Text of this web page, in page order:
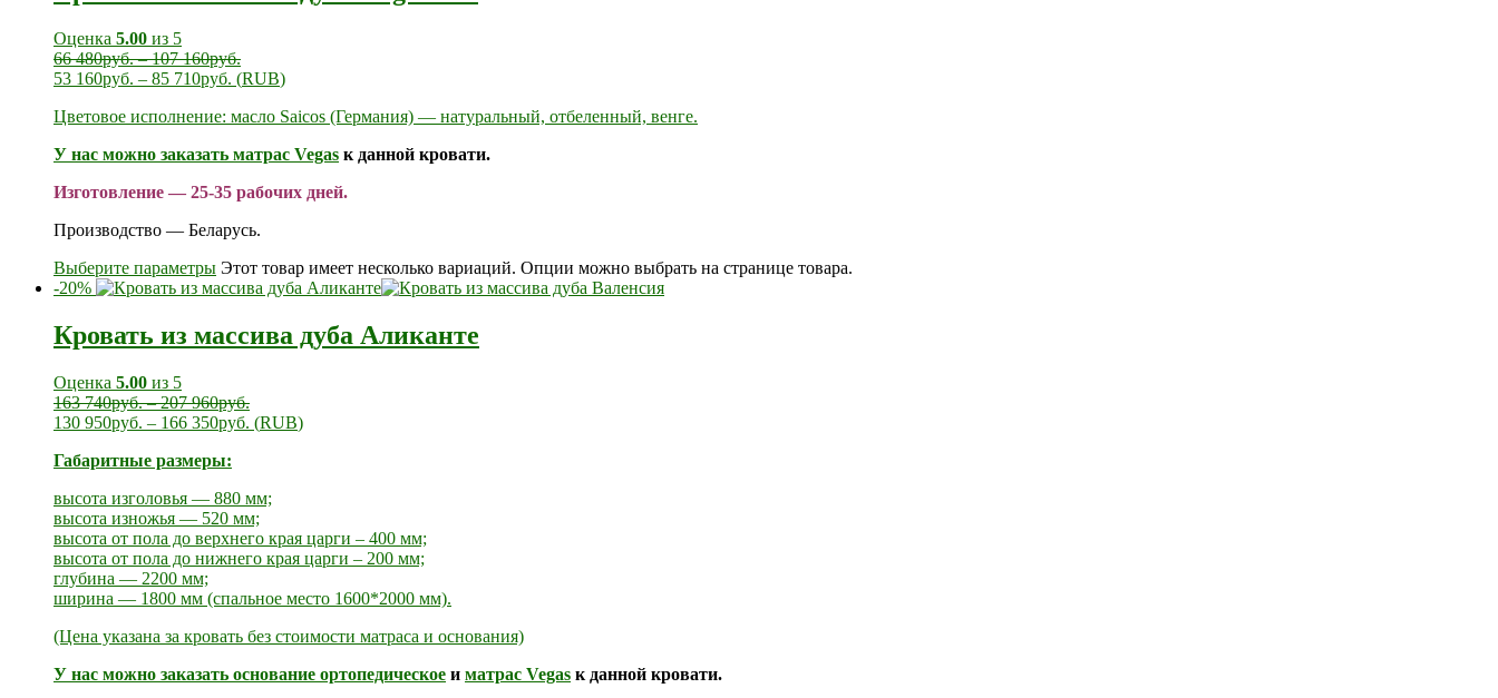
Оценка 5.00 из 5
66 480руб.–107 160руб.
53 160руб. – 85 710руб. (RUB)
Цветовое исполнение: масло Saicos (Германия) — натуральный, отбеленный, венге.
У нас можно заказать матрас Vegas к данной кровати.
Изготовление — 25-35 рабочих дней.
Производство — Беларусь.
Выберите параметры Этот товар имеет несколько вариаций. Опции можно выбрать на странице товара.
-20%
Кровать из массива дуба Аликанте
Оценка 5.00 из 5
163 740руб.–207 960руб.
130 950руб. – 166 350руб. (RUB)
Габаритные размеры:
высота изголовья — 880 мм;
высота изножья — 520 мм;
высота от пола до верхнего края царги – 400 мм;
высота от пола до нижнего края царги – 200 мм;
глубина — 2200 мм;
ширина — 1800 мм (спальное место 1600*2000 мм).
(Цена указана за кровать без стоимости матраса и основания)
У нас можно заказать основание ортопедическое и матрас Vegas к данной кровати.